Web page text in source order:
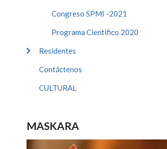
Congreso SPMI -2021
Programa Cientifico 2020
Residentes
Contáctenos
CULTURAL
MASKARA